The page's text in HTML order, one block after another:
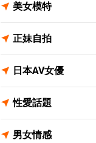
美女模特
正妹自拍
日本AV女優
性愛話題
男女情感